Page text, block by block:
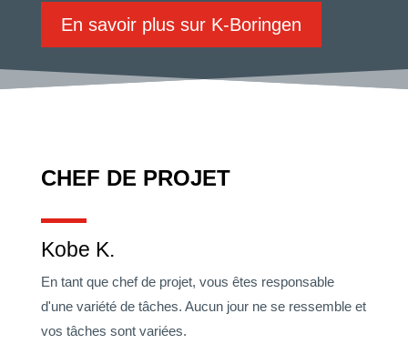
En savoir plus sur K-Boringen
CHEF DE PROJET
Kobe K.
En tant que chef de projet, vous êtes responsable
d'une variété de tâches. Aucun jour ne se ressemble et
vos tâches sont variées.